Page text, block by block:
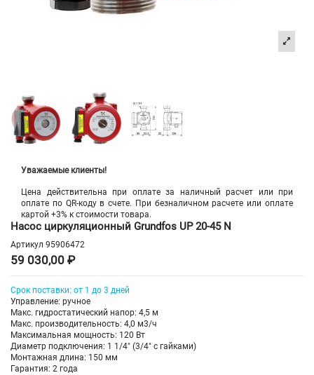
Уважаемые клиенты!
Цена действительна при оплате за наличный расчет или при
оплате по QR-коду в счете. При безналичном расчете или оплате
картой +3% к стоимости товара.
Насос циркуляционный Grundfos UP 20-45 N
Артикул 95906472
59 030,00 ₽
Срок поставки: от 1 до 3 дней
Управление: ручное
Макс. гидростатический напор: 4,5 м
Макс. производительность: 4,0 м3/ч
Максимальная мощность: 120 Вт
Диаметр подключения: 1 1/4" (3/4" с гайками)
Монтажная длина: 150 мм
Гарантия: 2 года